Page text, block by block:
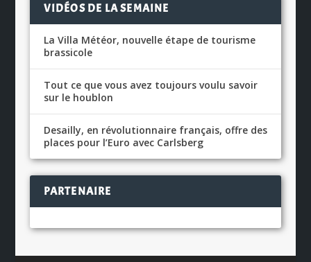
VIDÉOS DE LA SEMAINE
La Villa Météor, nouvelle étape de tourisme
brassicole
Tout ce que vous avez toujours voulu savoir
sur le houblon
Desailly, en révolutionnaire français, offre des
places pour l’Euro avec Carlsberg
PARTENAIRE